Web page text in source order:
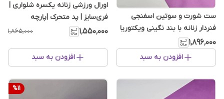
ست شورت و سوتین اسفنجی
فنردار زنانه با بند نگینی ویکتوریا
سکرت – برند EMA
۱٬۸۹۶٬۰۰۰
افزودن به سبد
اورال ورزشی زنانه یکسره شلواری |
فری‌سایز | پد متحرک |پارچه
اورجینال گرم‌بالا
۱٬۵۵۰٬۰۰۰ ۱٬۸۶۵٬۰۰۰
افزودن به سبد
%11